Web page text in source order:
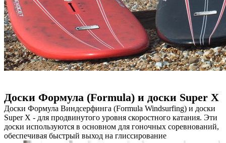
Доски Формула (Formula) и доски Super X
Доски Формула Виндсерфинга (Formula Windsurfing) и доски
Super X - для продвинутого уровня скоростного катания. Эти
доски используются в основном для гоночных соревнований,
обеспечивая быстрый выход на глиссирование